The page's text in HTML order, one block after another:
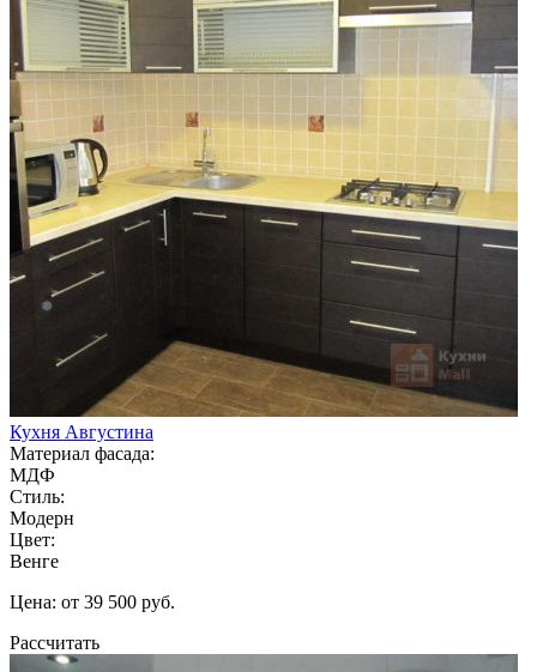
Кухня Августина
Материал фасада:
МДФ
Стиль:
Модерн
Цвет:
Венге
Цена: от 39 500 руб.
Рассчитать